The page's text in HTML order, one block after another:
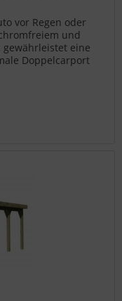
vor Regen oder
und
eine
Doppelcarport